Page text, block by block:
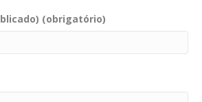
(obrigatório)